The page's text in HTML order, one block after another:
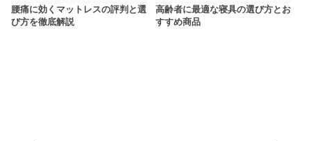
腰痛に効くマットレスの評判と選
び方を徹底解説
高齢者に最適な寝具の選び方とお
すすめ商品